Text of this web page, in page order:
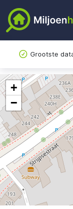
Grootste
+
−